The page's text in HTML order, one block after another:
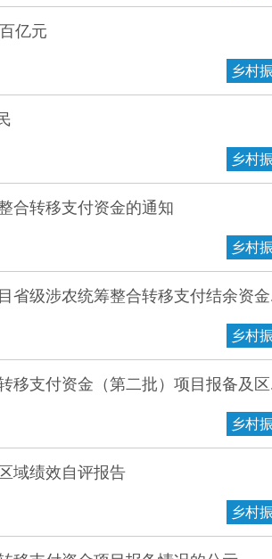
亿元
乡村
乡村
合转移支付资金的通知
乡村
省级涉农统筹整合转移支付结余资
乡村
移支付资金（第二批）项目报备及
乡村
域绩效自评报告
乡村